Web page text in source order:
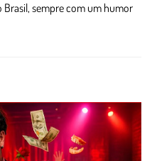
Brasil, sempre com um humor